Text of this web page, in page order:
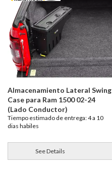
Almacenamiento Lateral Swing
Case para Ram 1500 02-24
(Lado Conductor)
Tiempo estimado de entrega: 4 a 10
dias habiles
See Details